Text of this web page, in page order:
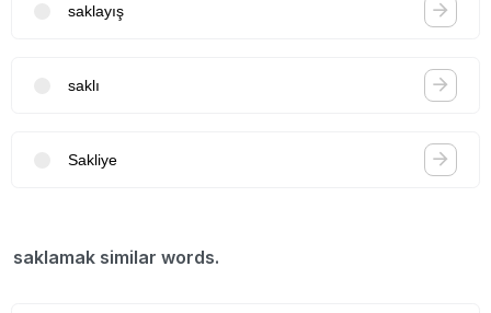
saklayış
saklı
Sakliye
saklamak similar words.